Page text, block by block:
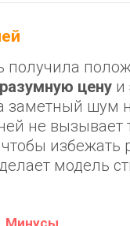
получила
цену и
заметный шум
не вызывает
избежать
модель
Минусы